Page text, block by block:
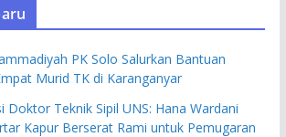
PK Solo Salurkan Bantuan
Murid TK di Karanganyar
Doktor Teknik Sipil UNS: Hana Wardani
Kapur Berserat Rami untuk Pemugaran